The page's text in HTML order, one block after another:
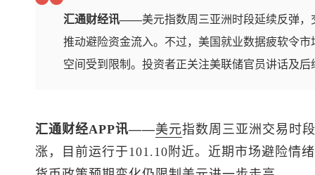
汇通财经讯——美元指数周三亚洲时段延续反弹
推动避险资金流入。不过，美国就业数据疲软令
空间受到限制。投资者正关注美联储官员讲话及
汇通财经APP讯——美元指数周三亚洲交易时
涨，目前运行于101.10附近。近期市场避险情